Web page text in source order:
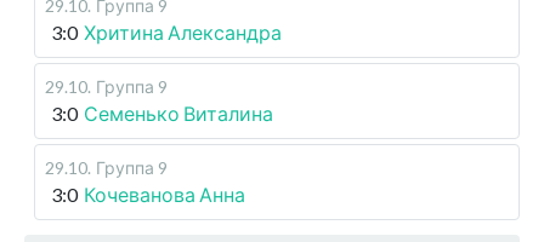
29.10. Группа 9
3:0 Хритина Александра
29.10. Группа 9
3:0 Семенько Виталина
29.10. Группа 9
3:0 Кочеванова Анна